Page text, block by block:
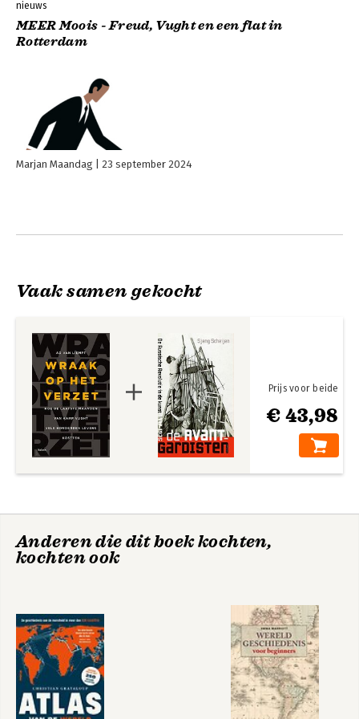
nieuws
MEER Moois - Freud, Vught en een flat in
Rotterdam
Marjan Maandag 23 september 2024
Vaak samen gekocht
€ 43,98
Prijs voor beide
Anderen die dit boek kochten,
kochten ook